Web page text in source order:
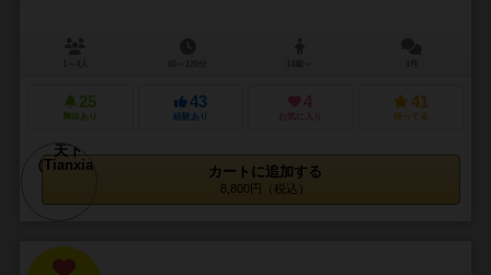
25
興味あり
43
経験あり
4
お気に入り
41
持ってる
カートに追加する
8,800円（税込）